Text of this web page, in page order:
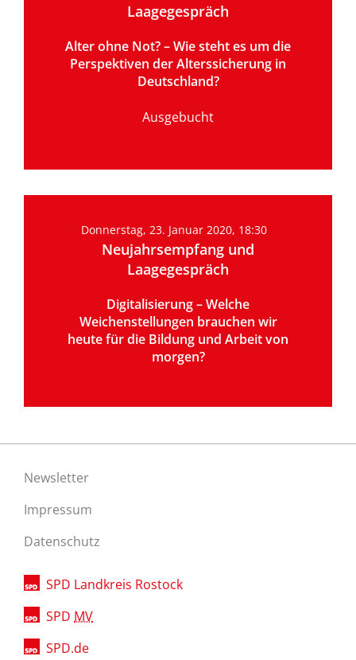
Landespolitik
Bundespolitik
Laagegespräch
Alter ohne Not? – Wie steht es um die
Perspektiven der Alterssicherung in
Deutschland?
Ausgebucht
Donnerstag, 23. Januar 2020, 18:30
Neujahrsempfang und
Laagegespräch
Digitalisierung – Welche
Weichenstellungen brauchen wir
heute für die Bildung und Arbeit von
morgen?
Newsletter
Impressum
Datenschutz
SPD Landkreis Rostock
SPD MV
SPD.de